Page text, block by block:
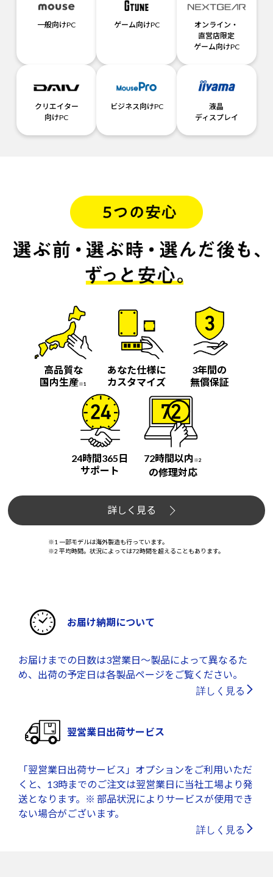
一般向けPC ゲーム向けPC
オンライン・
直営店限定
ゲーム向けPC
クリエイター
向けPC
ビジネス向けPC
液晶
ディスプレイ
高品質な
国内生産※1
あなた仕様に
カスタマイズ
3年間の
無償保証
24時間365日
サポート
72時間以内 ※2
の修理対応
詳しく見る
※1 一部モデルは海外製造も行っています。
※2 平均時間。状況によっては72時間を超えることもあります。
お届け納期について
お届けまでの日数は3営業日～製品によって異なるた
め、出荷の予定日は各製品ページをご覧ください。
詳しく見る
翌営業日出荷サービス
「翌営業日出荷サービス」オプションをご利用いただ
くと、13時までのご注文は翌営業日に当社工場より発
送となります。※ 部品状況によりサービスが使用でき
ない場合がございます。
詳しく見る